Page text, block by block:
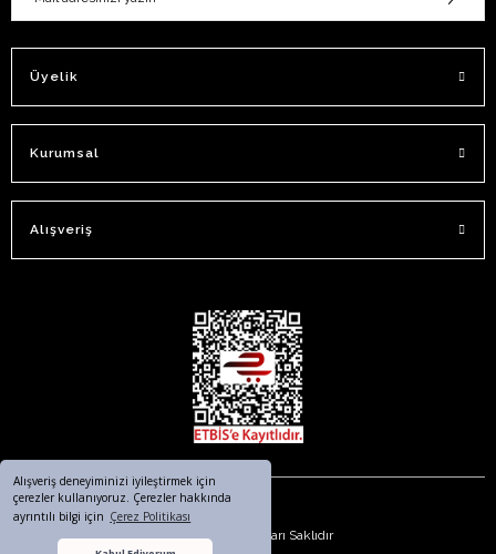
Alışveriş deneyiminizi iyileştirmek için
çerezler kullanıyoruz. Çerezler hakkında
ayrıntılı bilgi için Çerez Politikası
Üyelik
Kurumsal
Alışveriş
© 2023. Tüm Hakları Saklıdır